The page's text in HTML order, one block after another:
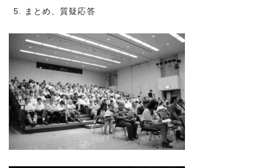
まとめ、質疑応答